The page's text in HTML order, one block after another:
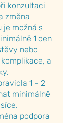
konzultaci
změna
je možná s
1 den
nebo
a
1 – 2
minimálně
podpora